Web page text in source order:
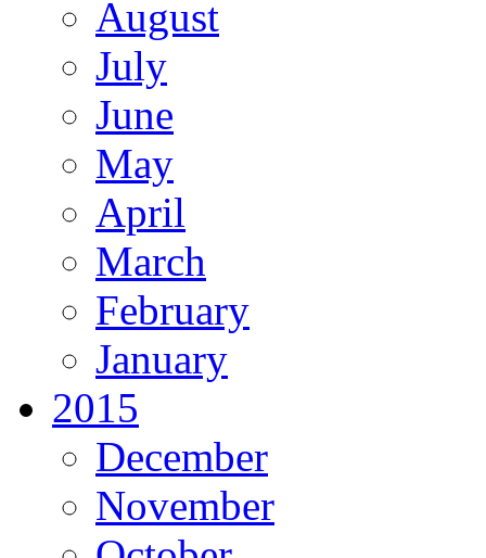
August
July
June
May
April
March
February
January
2015
December
November